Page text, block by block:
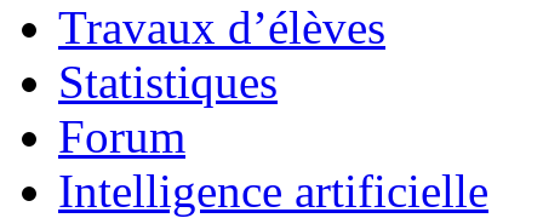
Travaux d’élèves
Statistiques
Forum
Intelligence artificielle